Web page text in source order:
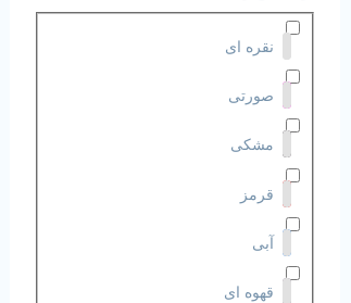
نقره ای
صورتی
مشکی
قرمز
آبی
قهوه ای